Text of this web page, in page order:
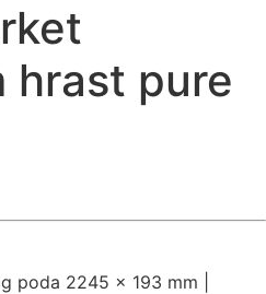
hrast pure
poda 2245 x 193 mm |